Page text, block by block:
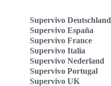
Supervivo Deutschland
Supervivo España
Supervivo France
Supervivo Italia
Supervivo Nederland
Supervivo Portugal
Supervivo UK